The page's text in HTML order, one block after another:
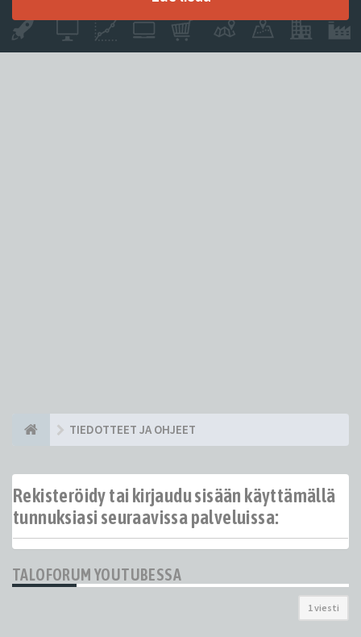
TIEDOTTEET JA OHJEET
Rekisteröidy tai kirjaudu sisään käyttämällä
tunnuksiasi seuraavissa palveluissa:
TALOFORUM YOUTUBESSA
1 viesti